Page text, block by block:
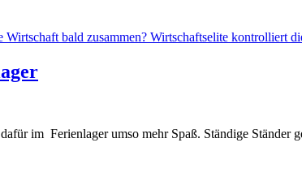
bald zusammen? Wirtschaftselite kontrolliert
im Ferienlager umso mehr Spaß. Ständige Ständer